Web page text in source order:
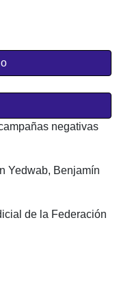
negativas
Yedwab, Benjamín
de la Federación